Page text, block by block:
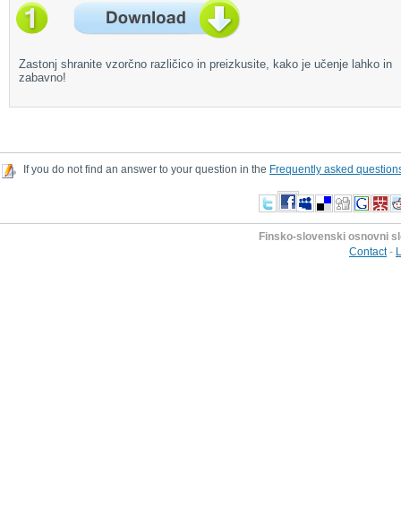
Zastonj shranite vzorčno različico in preizkusite, kako je učenje lahko in
zabavno!
If you do not find an answer to your question in the Frequently asked
Finsko-slovenski osnovni
Contact-